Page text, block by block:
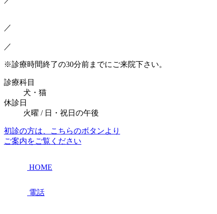
／
／
※診療時間終了の30分前までにご来院下さい。
診療科目
犬・猫
休診日
火曜 / 日・祝日の午後
初診の方は、こちらのボタンより
ご案内をご覧ください
HOME
電話